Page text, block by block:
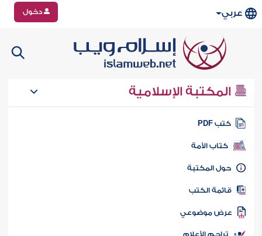
عربي دخول
المكتبة الإسلامية
كتب PDF
كتاب الأمة
المكتبة
الكتب